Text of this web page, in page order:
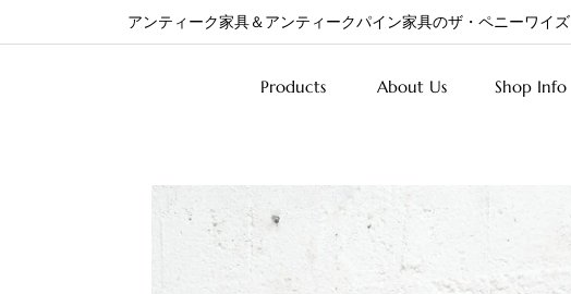
アンティーク家具＆アンティークパイン家具のザ・ペニーワイズ
Products About Us Shop Info